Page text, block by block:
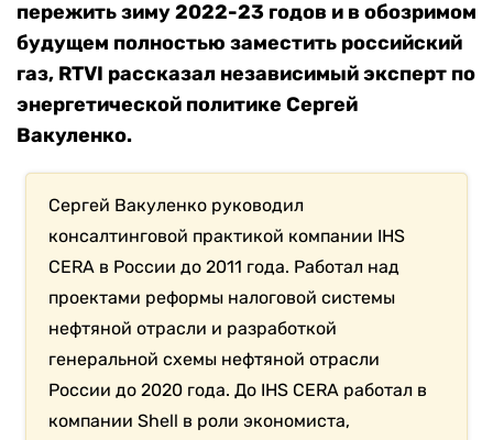
пережить зиму 2022-23 годов и в обозримом
будущем полностью заместить российский
газ, RTVI рассказал независимый эксперт по
энергетической политике Сергей
Вакуленко.
Сергей Вакуленко руководил
консалтинговой практикой компании IHS
CERA в России до 2011 года. Работал над
проектами реформы налоговой системы
нефтяной отрасли и разработкой
генеральной схемы нефтяной отрасли
России до 2020 года. До IHS CERA работал в
компании Shell в роли экономиста,